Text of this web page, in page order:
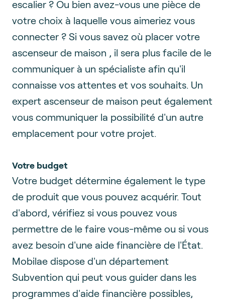
escalier ? Ou bien avez-vous une pièce de
votre choix à laquelle vous aimeriez vous
connecter ? Si vous savez où placer votre
ascenseur de maison , il sera plus facile de le
communiquer à un spécialiste afin qu'il
connaisse vos attentes et vos souhaits. Un
expert ascenseur de maison peut également
vous communiquer la possibilité d'un autre
emplacement pour votre projet.
Votre budget
Votre budget détermine également le type
de produit que vous pouvez acquérir. Tout
d'abord, vérifiez si vous pouvez vous
permettre de le faire vous-même ou si vous
avez besoin d'une aide financière de l'État.
Mobilae dispose d'un département
Subvention qui peut vous guider dans les
programmes d'aide financière possibles,